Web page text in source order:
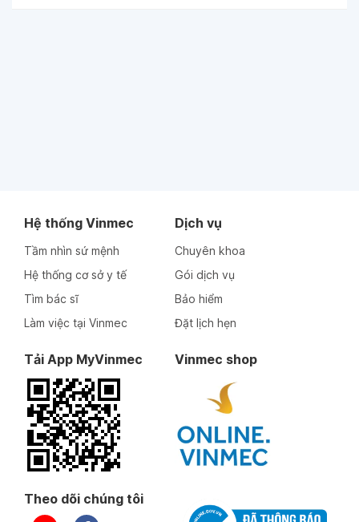
Hệ thống Vinmec
Tầm nhìn sứ mệnh
Hệ thống cơ sở y tế
Tìm bác sĩ
Làm việc tại Vinmec
Dịch vụ
Chuyên khoa
Gói dịch vụ
Bảo hiểm
Đặt lịch hẹn
Tải App MyVinmec Vinmec shop
Theo dõi chúng tôi